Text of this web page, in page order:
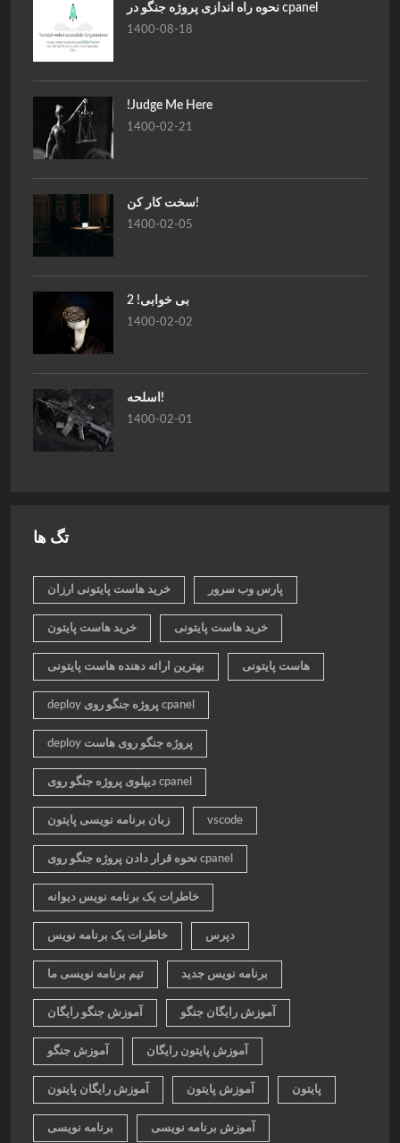
نحوه راه اندازی پروژه جنگو در cpanel
1400-08-18
!Judge Me Here
1400-02-21
سخت کار کن!
1400-02-05
بی خوابی! 2
1400-02-02
اسلحه!
1400-02-01
تگ ها
خرید هاست پایتونی ارزان پارس وب سرور
خرید هاست پایتون خرید هاست پایتونی
بهترین ارائه دهنده هاست پایتونی هاست پایتونی
deploy پروژه جنگو روی cpanel
deploy پروژه جنگو روی هاست
دیپلوی پروژه جنگو روی cpanel
زبان برنامه نویسی پایتون vscode
نحوه قرار دادن پروژه جنگو روی cpanel
خاطرات یک برنامه نویس دیوانه
خاطرات یک برنامه نویس دپرس
تیم برنامه نویسی ما برنامه نویس جدید
آموزش جنگو رایگان آموزش رایگان جنگو
آموزش جنگو آموزش پایتون رایگان
آموزش رایگان پایتون آموزش پایتون پایتون
برنامه نویسی آموزش برنامه نویسی